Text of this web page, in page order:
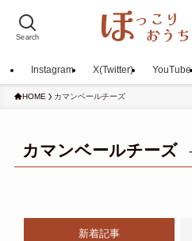
Search
Instagram X(Twitter) YouTube
HOME カマンベールチーズ
カマンベールチーズ
新着記事